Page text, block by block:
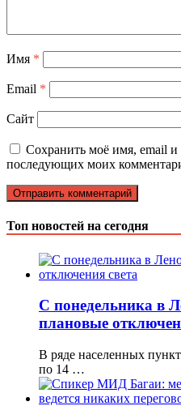
Имя *
Email *
Сайт
Сохранить моё имя, email и
последующих моих
Топ новостей на сегодня
С понедельника в
плановые
В ряде населенных
по 14 …